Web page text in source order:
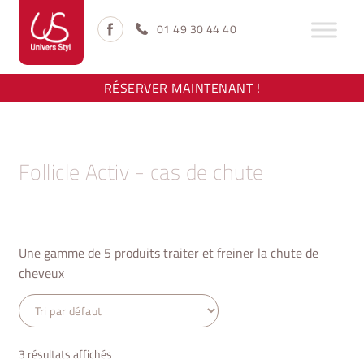
Aller
navigation
Aller
au
contenu
01 49 30 44 40
RÉSERVER MAINTENANT !
Follicle Activ - cas de chute
Une gamme de 5 produits traiter et freiner la chute de
cheveux
3 résultats affichés